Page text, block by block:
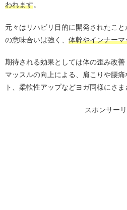
われます。
元々はリハビリ目的に開発されたこ
の意味合いは強く、 体幹やインナー
期待される効果としては体の歪み改
マッスルの向上による、肩こりや腰
ト、柔軟性アップなどヨガ同様にさま
スポンサー